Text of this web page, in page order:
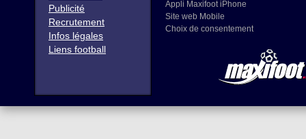
Publicité
Recrutement
Infos légales
Liens football
Appli Maxifoot iPhone
Site web Mobile
Choix de consentement